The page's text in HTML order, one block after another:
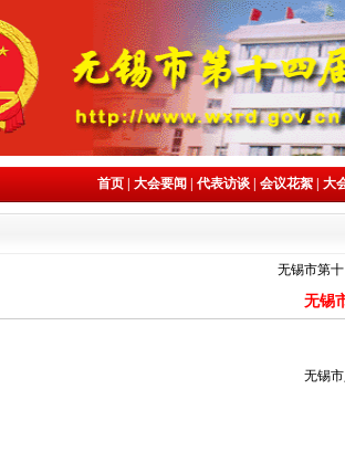
首页 大会要闻 代表访谈 会议花絮 大
无锡市第
无锡
无锡